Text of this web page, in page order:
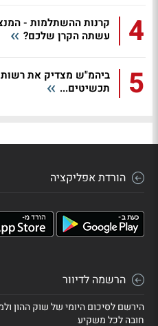
4
קרנות ההשתלמות -
עשתה הקרן שלכם?
5
ביהמ"ש מצדיק את רשות
תכשיטים...
הורדת אפליקציה
הרשמה לדיוור
הירשם לסיכום היומי של שוק ההון
חובה לכל משקיע